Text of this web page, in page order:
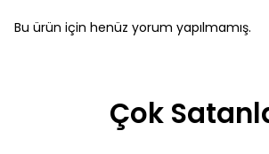
Bu ürün için henüz yorum yapılmamış.
Çok